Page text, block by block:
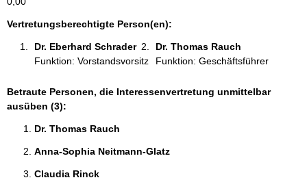
n
e
Vertretungsberechtigte Person(en):
Dr. Eberhard Schrader
Funktion: Vorstandsvorsitz
Dr. Thomas Rauch
Funktion: Geschäftsführer
Betraute Personen, die Interessenvertretung unmittelbar
ausüben (3):
Dr. Thomas Rauch
Anna-Sophia Neitmann-Glatz
Claudia Rinck